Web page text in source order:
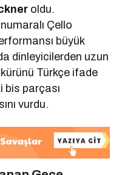
oldu.
Çello
büyük
dinleyicilerden uzun
Türkçe ifade
bis parçası
vurdu.